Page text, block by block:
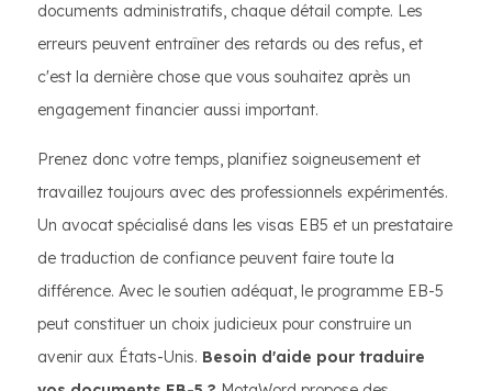
documents administratifs, chaque détail compte. Les
erreurs peuvent entraîner des retards ou des refus, et
c'est la dernière chose que vous souhaitez après un
engagement financier aussi important.
Prenez donc votre temps, planifiez soigneusement et
travaillez toujours avec des professionnels expérimentés.
Un avocat spécialisé dans les visas EB5 et un prestataire
de traduction de confiance peuvent faire toute la
différence. Avec le soutien adéquat, le programme EB-5
peut constituer un choix judicieux pour construire un
avenir aux États-Unis. Besoin d'aide pour traduire